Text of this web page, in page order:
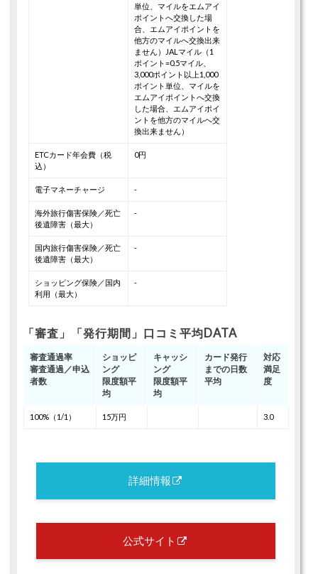
単位、マイルをエムアイ
ポイントへ交換した場
合、エムアイポイントを
他方のマイルへ交換出来
ません）
JALマイル（1
ポイント=0.5マイル、
3,000ポイント以上1,000
ポイント単位、マイルを
エムアイポイントへ交換
した場合、エムアイポイ
ントを他方のマイルへ交
換出来ません）
ETCカード年会費（税
込）
0円
電子マネーチャージ -
海外旅行傷害保険／死亡
後遺障害（最大）
-
国内旅行傷害保険／死亡
後遺障害（最大）
-
ショッピング保険／国内
利用（最大）
-
「審査」「発行期間」口コミ平均DATA
審査通過率
審査通過／申込
者数
ショッピ
ング
限度額平
均
キャッシ
ング
限度額平
均
カード発行
までの日数
平均
対応
満足
度
100%（1/1） 15万円 3.0
詳細情報
公式サイト